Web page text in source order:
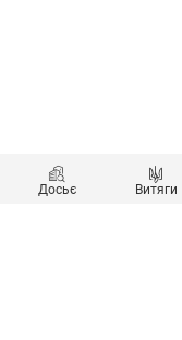
Досьє Витяги